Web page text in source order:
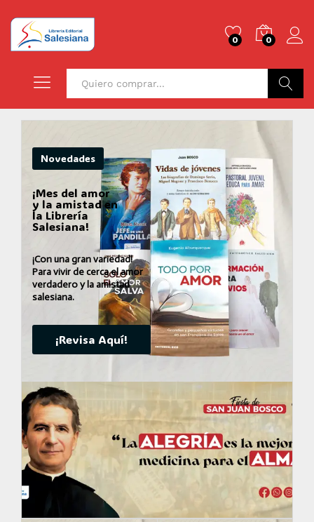
0 0
Novedades
¡Mes del amor
y la amistad en
la Librería
Salesiana!
¡Con una gran variedad!
Para vivir de cerca el amor
verdadero y la amistad
salesiana.
¡Revisa Aquí!